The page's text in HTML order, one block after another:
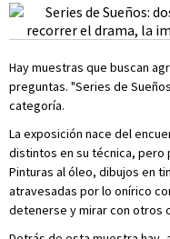
Hay muestras que buscan
preguntas. "Series de
categoría.
La exposición nace del
distintos en su técnica, pero
Pinturas al óleo, dibujos en
atravesadas por lo onírico
detenerse y mirar con otros